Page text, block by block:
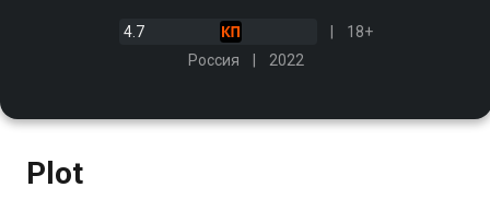
4.7
18+
Россия
2022
Plot